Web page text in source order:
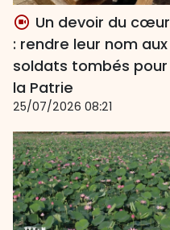
Un devoir du cœur
: rendre leur nom aux
soldats tombés pour
la Patrie
25/07/2026 08:21